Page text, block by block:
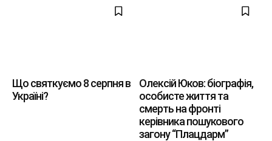
Що святкуємо 8 серпня в
Україні?
Олексій Юков: біографія,
особисте життя та
смерть на фронті
керівника пошукового
загону “Плацдарм”